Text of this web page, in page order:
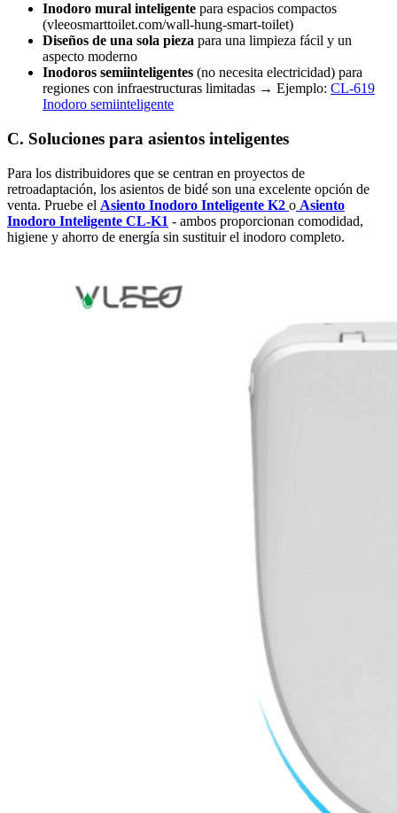
Inodoro mural inteligente para espacios compactos
(vleeosmarttoilet.com/wall-hung-smart-toilet)
Diseños de una sola pieza para una limpieza fácil y un
aspecto moderno
Inodoros semiinteligentes (no necesita electricidad) para
regiones con infraestructuras limitadas → Ejemplo: CL-619
Inodoro semiinteligente
C. Soluciones para asientos inteligentes
Para los distribuidores que se centran en proyectos de
retroadaptación, los asientos de bidé son una excelente opción de
venta. Pruebe el Asiento Inodoro Inteligente K2 o Asiento
Inodoro Inteligente CL-K1 - ambos proporcionan comodidad,
higiene y ahorro de energía sin sustituir el inodoro completo.